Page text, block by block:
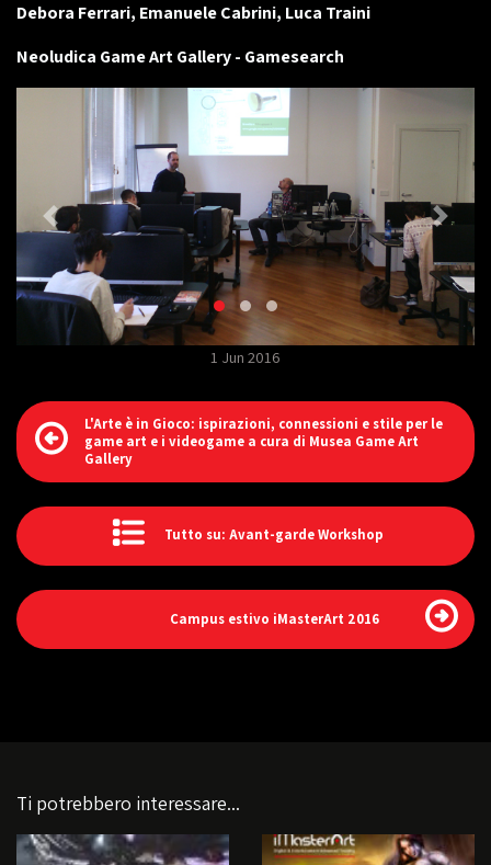
Debora Ferrari, Emanuele Cabrini, Luca Traini
Neoludica Game Art Gallery - Gamesearch
1 Jun 2016
L'Arte è in Gioco: ispirazioni, connessioni e stile per le
game art e i videogame a cura di Musea Game Art
Gallery
Tutto su: Avant-garde Workshop
Campus estivo iMasterArt 2016
Ti potrebbero interessare...